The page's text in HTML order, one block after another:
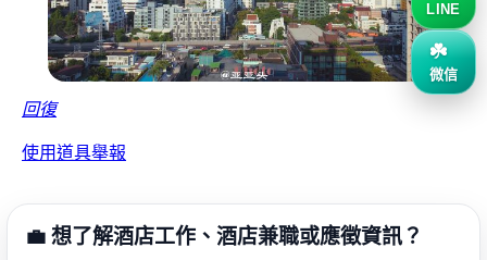
回復
使用道具舉報
💼 想了解酒店工作、酒店兼職或應徵資訊？
LINE
微信